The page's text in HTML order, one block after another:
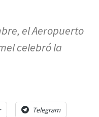
el Aeropuerto
celebró la
Telegram